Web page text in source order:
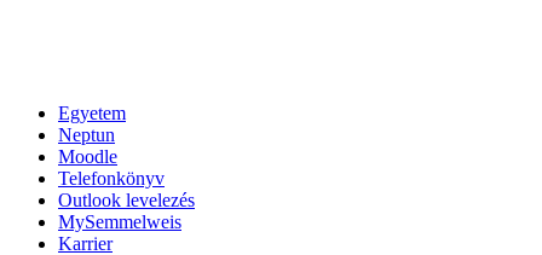
Egyetem
Neptun
Moodle
Telefonkönyv
Outlook levelezés
MySemmelweis
Karrier